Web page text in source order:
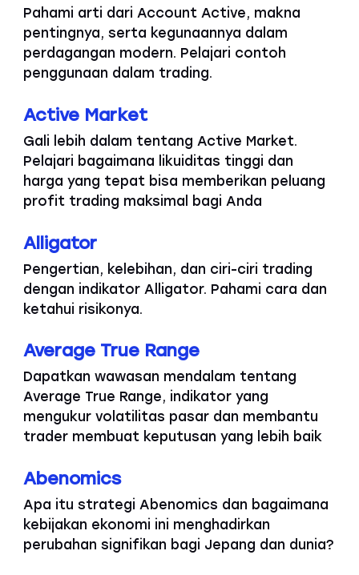
Pahami arti dari Account Active, makna
pentingnya, serta kegunaannya dalam
perdagangan modern. Pelajari contoh
penggunaan dalam trading.
Active Market
Gali lebih dalam tentang Active Market.
Pelajari bagaimana likuiditas tinggi dan
harga yang tepat bisa memberikan peluang
profit trading maksimal bagi Anda
Alligator
Pengertian, kelebihan, dan ciri-ciri trading
dengan indikator Alligator. Pahami cara dan
ketahui risikonya.
Average True Range
Dapatkan wawasan mendalam tentang
Average True Range, indikator yang
mengukur volatilitas pasar dan membantu
trader membuat keputusan yang lebih baik
Abenomics
Apa itu strategi Abenomics dan bagaimana
kebijakan ekonomi ini menghadirkan
perubahan signifikan bagi Jepang dan dunia?